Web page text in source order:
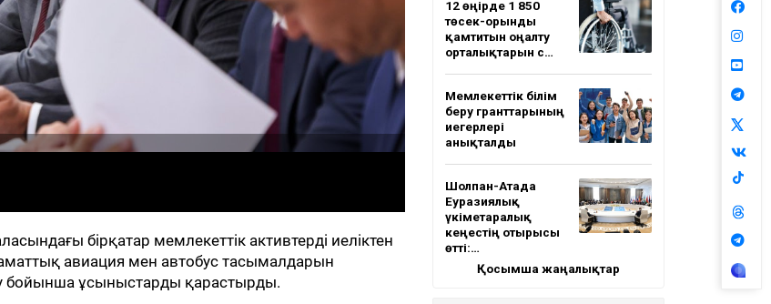
бірқатар мемлекеттік активтерді иеліктен
авиация мен автобус тасымалдарын
бойынша ұсыныстарды қарастырды.
12 өңірде 1 850
төсек-орынды
қамтитын оңалту
орталықтарын с…
Мемлекеттік білім
беру гранттарының
иегерлері
анықталды
Шолпан-Атада
Еуразиялық
үкіметаралық
кеңестің отырысы
өтті:…
Қосымша жаңалықтар